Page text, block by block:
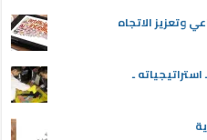
وتعزيز الاتجاه
ـ